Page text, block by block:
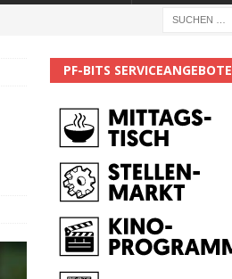
PF-BITS SERVICEANGEBOTE